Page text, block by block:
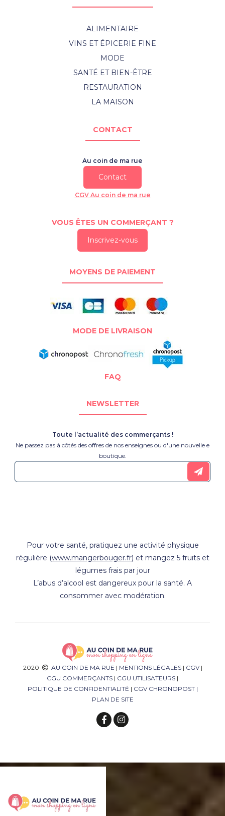
ALIMENTAIRE
VINS ET ÉPICERIE FINE
MODE
SANTÉ ET BIEN-ÊTRE
RESTAURATION
LA MAISON
CONTACT
Au coin de ma rue
Contact
CGV Au coin de ma rue
VOUS ÊTES UN COMMERÇANT ?
Inscrivez-vous
MOYENS DE PAIEMENT
MODE DE LIVRAISON
FAQ
NEWSLETTER
Toute l’actualité des commerçants !
Ne passez pas à côtés des offres de nos enseignes ou d'une nouvelle e
boutique.
Pour votre santé, pratiquez une activité physique
régulière (www.mangerbouger.fr) et mangez 5 fruits et
légumes frais par jour
L’abus d’alcool est dangereux pour la santé. A
consommer avec modération.
2020 AU COIN DE MA RUE | MENTIONS LÉGALES| CGV|
CGU COMMERÇANTS | CGU UTILISATEURS |
POLITIQUE DE CONFIDENTIALITÉ | CGV CHRONOPOST |
PLAN DE SITE